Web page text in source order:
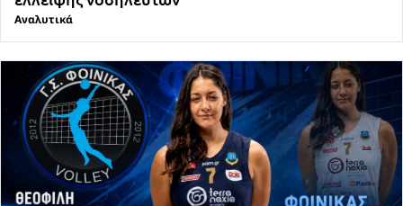
Αναλυτικά